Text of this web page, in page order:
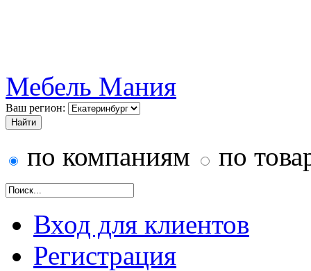
Мебель Мания
Ваш регион:
по компаниям по
Вход для клиентов
Регистрация